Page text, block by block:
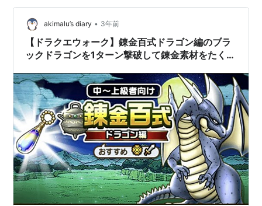
ストーリー
はるか昔、天空より稲妻と
一つの王国を闇の中へと葬
むった。…しかし長い暗黒
の時代は、王国に一人の勇
者を誕生させた。
関連語
マジックソード
リスト::コンピュータゲーム関連キーワード
akimalu’s diary • 3年前
【ドラクエウォーク】錬金百式ドラゴン編のブラ
ックドラゴンを1ターン撃破して錬金素材をたくさ